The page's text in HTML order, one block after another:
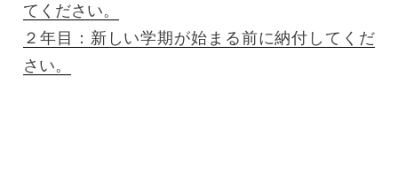
てください。
２年目：新しい学期が始まる前に納付してくだ
さい。